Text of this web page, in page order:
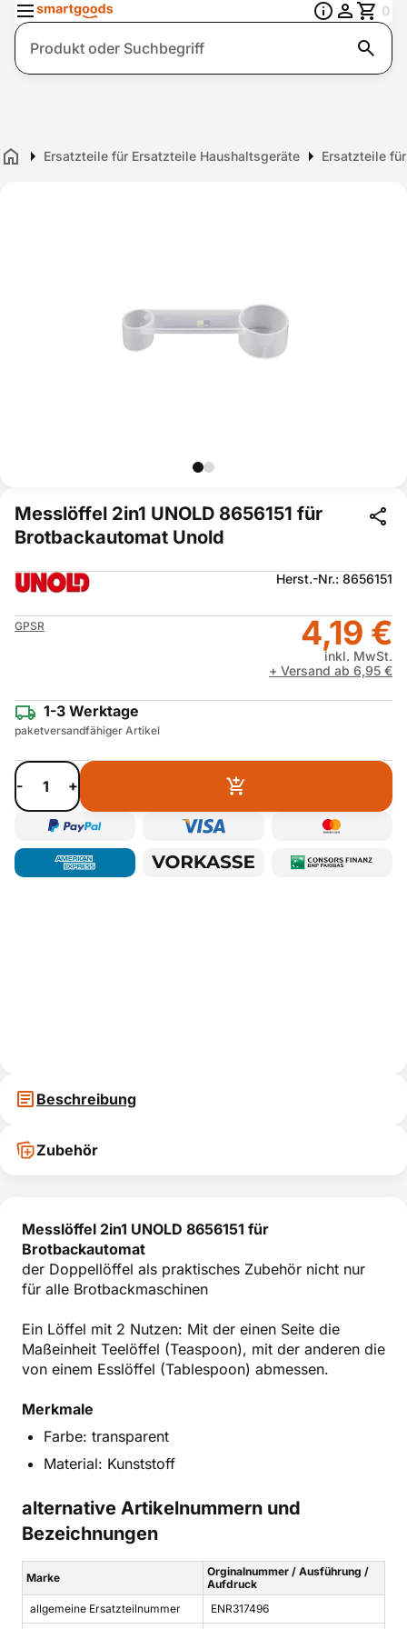
Suche
0
Home Ersatzteile für Ersatzteile Haushaltsgeräte Ersatzteile
Messlöffel 2in1 UNOLD 8656151 für
Brotbackautomat Unold
Herst.-Nr.: 8656151
GPSR 4,19 €
inkl. MwSt.
+ Versand ab 6,95 €
1-3 Werktage
paketversandfähiger Artikel
- +
Beschreibung
Zubehör
Messlöffel 2in1 UNOLD 8656151 für
Brotbackautomat
der Doppellöffel als praktisches Zubehör nicht nur
für alle Brotbackmaschinen
Ein Löffel mit 2 Nutzen: Mit der einen Seite die
Maßeinheit Teelöffel (Teaspoon), mit der anderen die
von einem Esslöffel (Tablespoon) abmessen.
Merkmale
Farbe: transparent
Material: Kunststoff
alternative Artikelnummern und
Bezeichnungen
Marke
Orginalnummer / Ausführung /
Aufdruck
allgemeine Ersatzteilnummer
ENR317496